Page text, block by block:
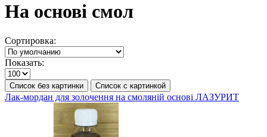
На основі смол
Сортировка:
Показать:
Список без картинки Список с картинкой
Лак-мордан для золочення на смоляній основі ЛАЗУРИТ